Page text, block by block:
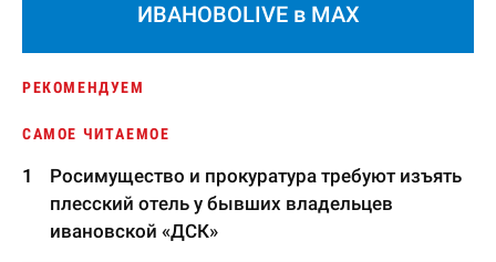
ИВАНОВОLIVE в MAX
РЕКОМЕНДУЕМ
САМОЕ ЧИТАЕМОЕ
Росимущество и прокуратура требуют изъять
плесский отель у бывших владельцев
ивановской «ДСК»